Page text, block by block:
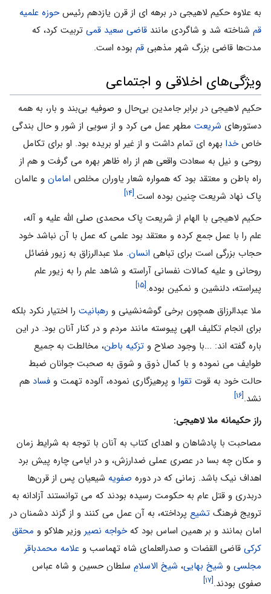
به علاوه حکیم لاهیجى در برهه اى از قرن یازدهم رئیسحوزه علمیه
قم شناخته شد و شاگردى مانند قاضى سعید قمى تربیت کرد، که
مدت‌ها قاضى بزرگ شهر مذهبى قم بوده است.
ویژگى‌هاى اخلاقى و اجتماعى
حکیم لاهیجى در برابر جامدین بى‌حال و صوفیه بى‌بند و بار، به همه
دستورهاى شریعت مطهر عمل مى کرد و از سویى از شور و حال بندگى
خاصخدا بهره اى تمام داشت و از غیر او بریده بود. او براى تکامل
روحى و نیل به سعادت واقعى هم از راه ظاهر بهره مى گرفت و هم از
راه باطن و معتقد بود که همواره شعار یاوران مخلص امامان و عالمان
پاک نهاد شریعت چنین بوده است.[۱۴]
حکیم لاهیجى با الهام از شریعت پاک محمدى صلی الله علیه و آله،
علم را با عمل جمع کرده و معتقد بود علمى که عمل با آن نباشد خود
حجاب بزرگى است براى تباهى انسان. ملا عبدالرزاق به زیور فضائل
روحانى و علیه کمالات نفسانى آراسته و شاهد علم را به زیور علم
پیراسته، دلنشین و نمکین بوده.[۱۵]
ملا عبدالرزاق همچون برخى گوشه‌نشینى و رهبانیت را اختیار نکرد بلکه
براى انجام تکلیف الهى پیوسته مانند مردم و در کنار آنان بود. در این
باره گفته اند: ...با وجود صلاح و تزکیه باطن، مخالطت به جمیع
طوایف مى نموده و با کمال ذوق و شوق به صحبت جوانان ضبط
حالت خود به قوت تقوا و پرهیزگارى نموده، آلوده تهمت و فساد هم
نشد.[۱۶]
راز حکیمانه ملا لاهیجی:
مصاحبت با پادشاهان و اهداى کتاب به آنان با توجه به شرایط زمان
و مکان چه بسا در عصرى عملى ضدارزش، و در ایامى چاره پیش برد
اهداف نیک باشد. زمانى که در دوره صفویه شیعیان پس از قرن‌ها
دربدرى و قتل عام به حکومت رسیده بودند که مى توانستند آزادانه به
ترویج فرهنگ تشیع پرداخته، به آن عمل مى کنند و از گزند دشمنان در
امان بمانند و بر همین اساس بود کهخواجه نصیر وزیر هلاکو و محقق
کرکى قاضى القضات و صدرالعلماى شاه تهماسب و علامه محمدباقر
مجلسى و شیخ بهایی، شیخ الاسلامِ سلطان حسین و شاه عباس
صفوى بودند.[۱۷]